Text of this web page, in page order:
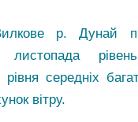
р. Дунай
листопада
середніх
вітру.